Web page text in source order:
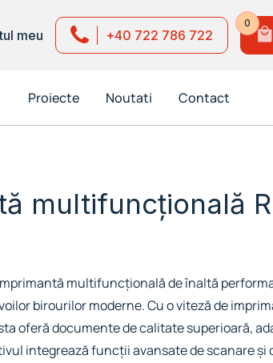
meu +40 722 786 722
0
Proiecte Noutati Contact
multifuncțională
multifuncțională de înaltă
birourilor moderne. Cu o viteză de
oferă documente de calitate superioară,
integrează funcții avansate de scanare și